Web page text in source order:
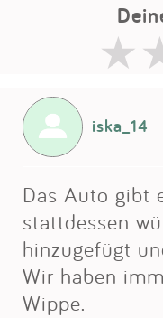
iska_14
Das Auto gibt
stattdessen
hinzugefügt
Wir haben
Wippe.